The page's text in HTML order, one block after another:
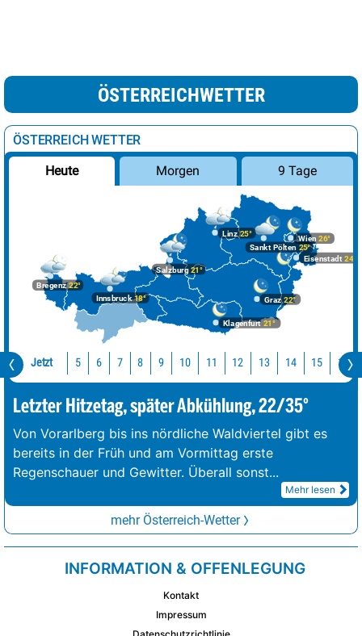
ÖSTERREICHWETTER
ÖSTERREICH WETTER
Heute Morgen 9 Tage
Bregenz22°
Graz22°
Innsbruck18°
Klagenfurt 21°
Linz25°
Salzburg21°
Wien 26°
Eisenstadt 24°
Sankt Pölten 25°
Jetzt 5 6 7 8 9 10 11 12 13 14 15 16
Letzter Hitzetag, später Abkühlung, 22/35°
Von Vorarlberg bis ins nördliche Waldviertel gibt es
bereits in der Früh und am Vormittag erste
Regenschauer und Gewitter. Überall sonst...
Mehr lesen
mehr Österreich-Wetter
INFORMATION & OFFENLEGUNG
Kontakt
Impressum